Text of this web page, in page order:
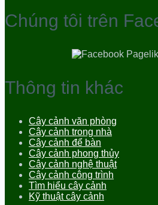
Chúng tôi trên
Thông tin khác
Cây cảnh văn phòng
Cây cảnh trong nhà
Cây cảnh để bàn
Cây cảnh phong thủy
Cây cảnh nghệ thuật
Cây cảnh công trình
Tìm hiểu cây cảnh
Kỹ thuật cây cảnh